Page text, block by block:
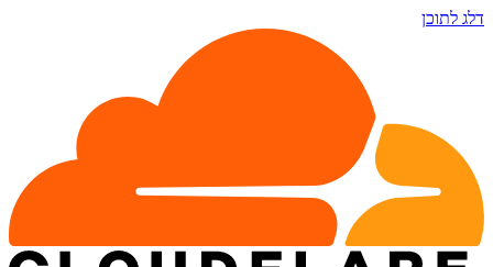
דלג לתוכן